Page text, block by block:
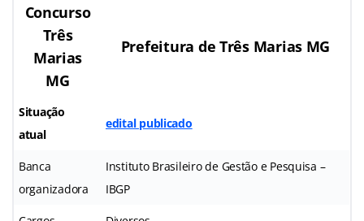
Concurso
Três
Marias
MG
Prefeitura de Três Marias MG
Situação
atual
edital publicado
Banca
organizadora
Instituto Brasileiro de Gestão e Pesquisa –
IBGP